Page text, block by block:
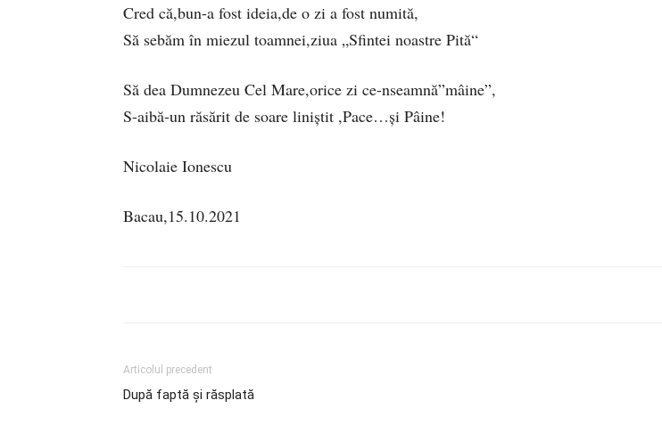
Cred că,bun-a fost ideia,de o zi a fost numită,
Să sebăm în miezul toamnei,ziua „Sfintei noastre Pită“
Să dea Dumnezeu Cel Mare,orice zi ce-nseamnă”mâine”,
S-aibă-un răsărit de soare liniștit ,Pace…și Pâine!
Nicolaie Ionescu
Bacau,15.10.2021
Articolul precedent
După faptă și răsplată